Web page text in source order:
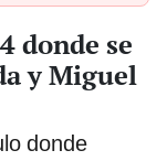
donde se
y Miguel
donde